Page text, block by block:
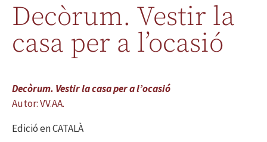
Decòrum. Vestir la
casa per a l’ocasió
Decòrum. Vestir la casa per a l’ocasió
Autor: VV.AA.
Edició en CATALÀ